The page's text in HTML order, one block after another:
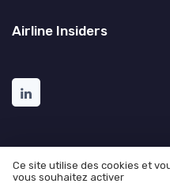
Airline Insiders
Mentions légales
Ce site utilise des cookies et
vous souhaitez activer